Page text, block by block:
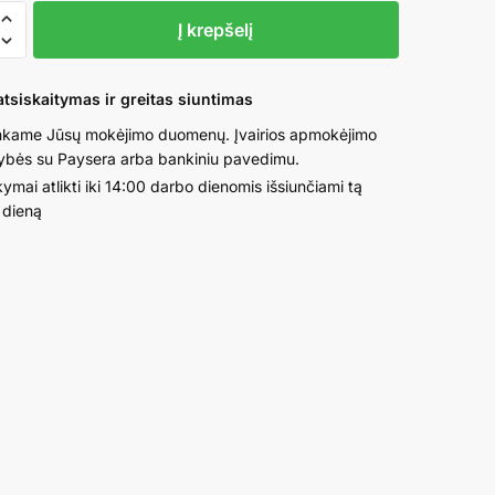
Į krepšelį
ir greitas siuntimas
Jūsų mokėjimo duomenų. Įvairios apmokėjimo
su Paysera arba bankiniu pavedimu.
atlikti iki 14:00 darbo dienomis išsiunčiami tą